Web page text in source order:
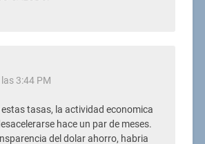
3:44 PM
estas tasas, la actividad economica
hace un par de meses.
del dolar ahorro, habria